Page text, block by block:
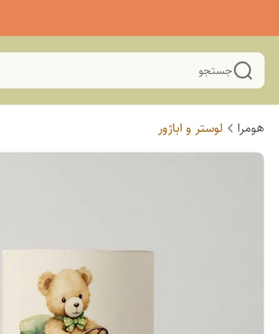
جستجو
هومرا لوستر و اباژور